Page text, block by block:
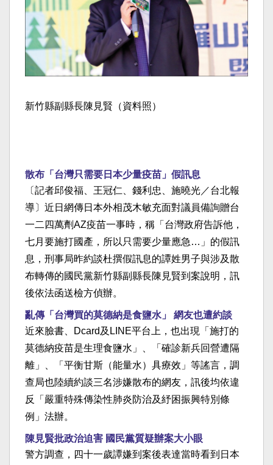
新竹縣副縣長陳見賢（資料照）
散布「台灣只需要日本少量疫苗」假訊息
〔記者邱俊福、王冠仁、錢利忠、施曉光／台北報
導〕近日網傳日本外相茂木敏充面對議員備詢贈台
一二四萬劑AZ疫苗一事時，稱「台灣政府告訴他，
七月要施打國產，所以只需要少量應急…」的假訊
息，刑事局昨約談杜撰假訊息的譚姓男子與涉及散
布轉傳的國民黨新竹縣副縣長陳見賢到案說明，訊
後依法函送檢方偵辦。
亂傳「台灣買的莫德納是食鹽水」 網友也遭約談
近來臉書、Dcard及LINE平台上，也出現「施打的
莫德納疫苗是生理食鹽水」、「確診新兵回營遭隔
離」、「平衡甘斯（能量水）具療效」等謠言，調
查局也陸續約談三名涉嫌散布的網友，訊後均依違
反「嚴重特殊傳染性肺炎防治及紓困振興特別條
例」法辦。
陳見賢批政治迫害 國民黨質疑辦案大小眼
警方調查，四十一歲譚嫌到案後表達當時看到日本